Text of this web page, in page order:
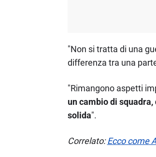
"Non si tratta di una
differenza tra una
"Rimangono aspetti
un cambio di
solida".
Correlato:Ecco come